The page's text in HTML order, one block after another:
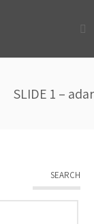
SLIDE 1 – adar
SEARCH